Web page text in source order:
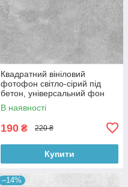
Квадратний вініловий
фотофон світло-сірий під
бетон, універсальний фон
для зйомки, 60x60 см,
№550478
В наявності
190 ₴ 220 ₴
Купити
–14%